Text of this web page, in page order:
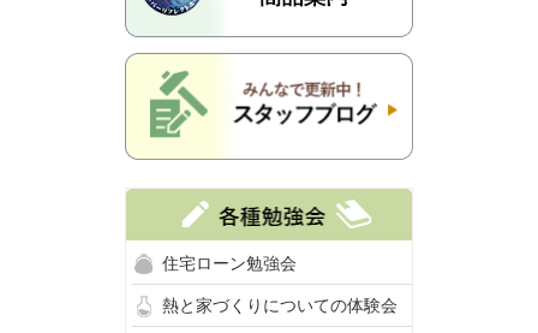
住宅ローン勉強会
熱と家づくりについての体験会